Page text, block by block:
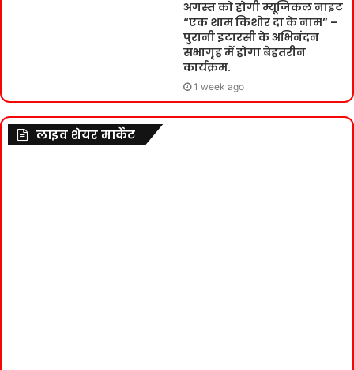
अगस्त को होगी म्यूजिकल नाइट
“एक शाम किशोर दा के नाम” –
पुरानी इटारसी के अभिनंदन
सभागृह में होगा बेहतरीन
कार्यक्रम.
1 week ago
लाइव शेयर मार्केट